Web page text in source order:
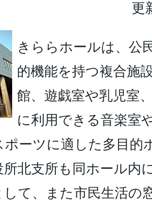
更
きららホールは、公
的機能を持つ複合施
館、遊戯室や乳児室
に利用できる音楽室
ポーツに適した多目的
所北支所も同ホール内
して、また市民生活の